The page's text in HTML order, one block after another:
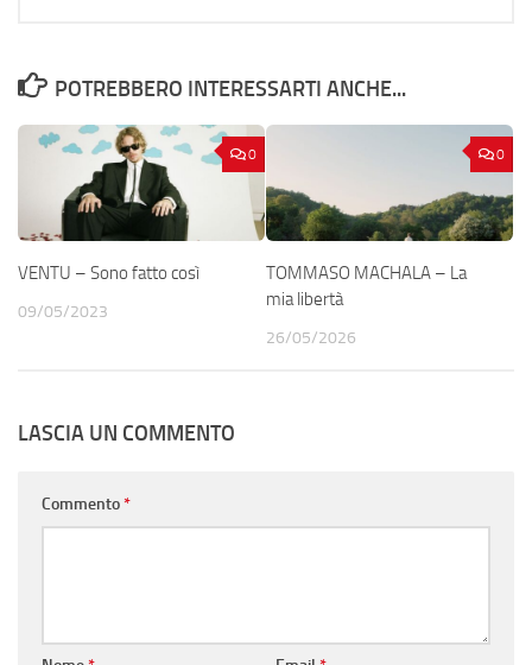
POTREBBERO INTERESSARTI ANCHE...
0
VENTU – Sono fatto così
09/05/2023
0
TOMMASO MACHALA – La
mia libertà
26/05/2026
LASCIA UN COMMENTO
Commento*